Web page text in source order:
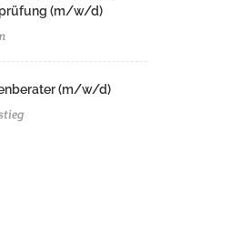
(m/w/d)
(m/w/d)